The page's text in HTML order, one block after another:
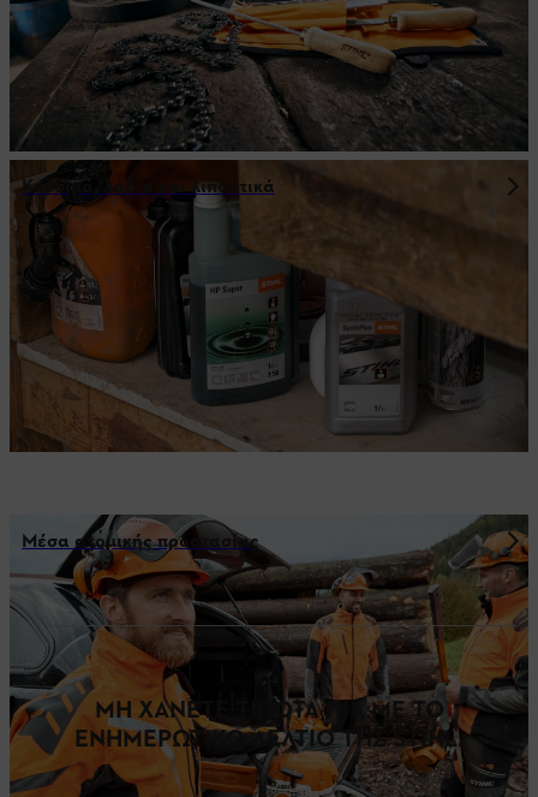
Καύσιμα, λάδια και λιπαντικά
Μέσα ατομικής προστασίας
ΜΗ ΧΑΝΕΤΕ ΤΙΠΟΤΑ ΠΙΑ ΜΕ ΤΟ
ΕΝΗΜΕΡΩΤΙΚΟ ΔΕΛΤΙΟ ΤΗΣ STIHL.